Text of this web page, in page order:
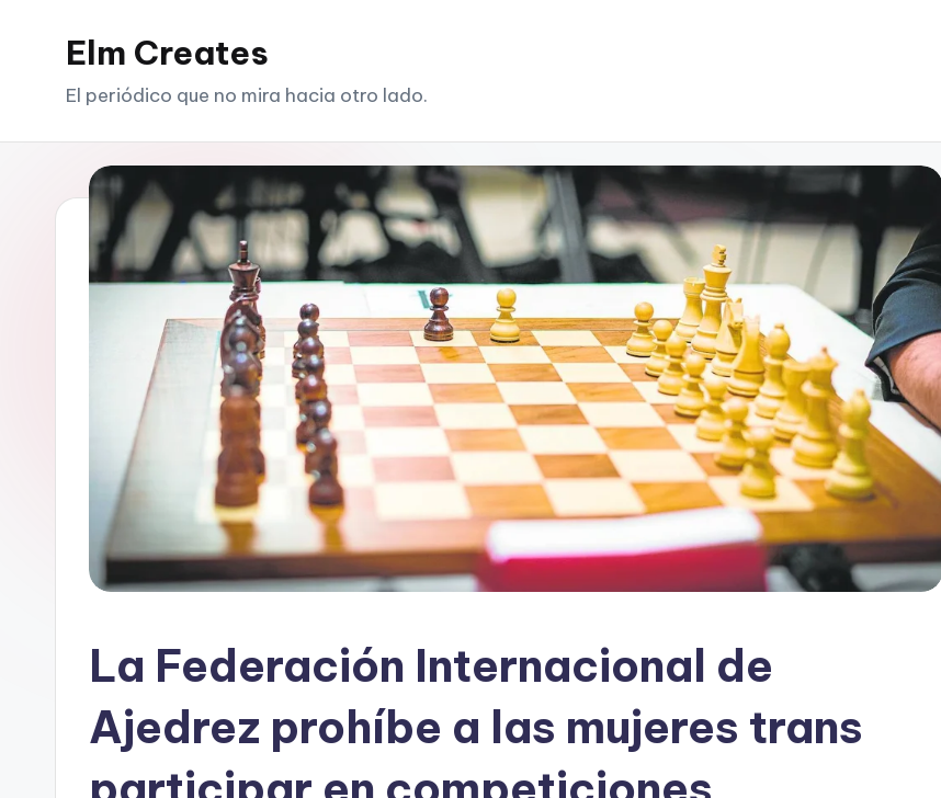
Elm Creates
El periódico que no mira hacia otro lado.
La Federación Internacional de
Ajedrez prohíbe a las mujeres trans